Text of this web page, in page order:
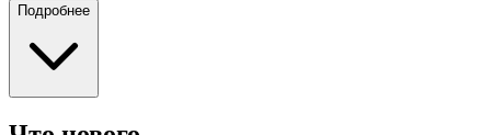
Подробнее